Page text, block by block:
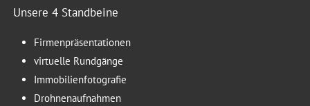
Unsere 4 Standbeine
Firmenpräsentationen
virtuelle Rundgänge
Immobilienfotografie
Drohnenaufnahmen